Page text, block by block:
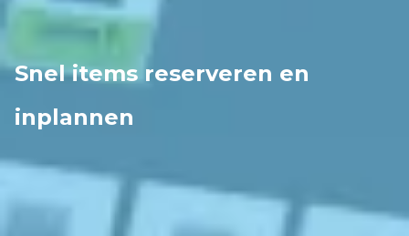
Snel items reserveren en
inplannen